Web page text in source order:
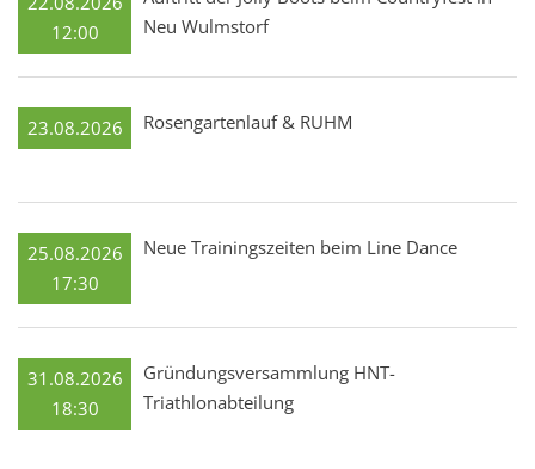
12:00
Neu Wulmstorf
23.08.2026 Rosengartenlauf & RUHM
25.08.2026
17:30
Neue Trainingszeiten beim Line Dance
31.08.2026
18:30
Gründungsversammlung HNT-
Triathlonabteilung